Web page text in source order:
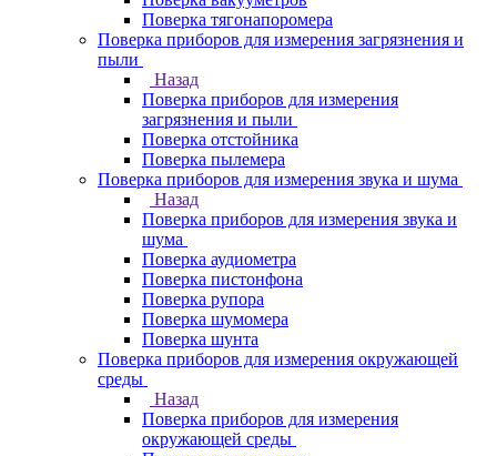
Поверка тягонапоромера
Поверка приборов для измерения загрязнения и
пыли
Назад
Поверка приборов для измерения
загрязнения и пыли
Поверка отстойника
Поверка пылемера
Поверка приборов для измерения звука и шума
Назад
Поверка приборов для измерения звука и
шума
Поверка аудиометра
Поверка пистонфона
Поверка рупора
Поверка шумомера
Поверка шунта
Поверка приборов для измерения окружающей
среды
Назад
Поверка приборов для измерения
окружающей среды